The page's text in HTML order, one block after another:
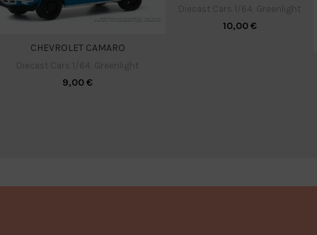
CHEVROLET CAMARO
9,00€
10,00€